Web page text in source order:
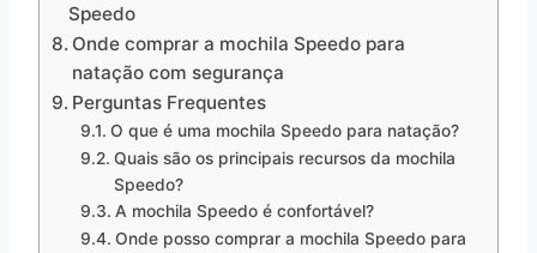
Speedo
Onde comprar a mochila Speedo para
natação com segurança
Perguntas Frequentes
O que é uma mochila Speedo para natação?
Quais são os principais recursos da mochila
Speedo?
A mochila Speedo é confortável?
Onde posso comprar a mochila Speedo para